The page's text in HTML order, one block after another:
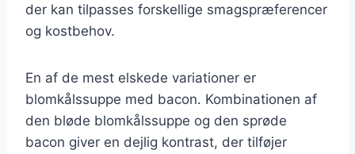
der kan tilpasses forskellige smagspræferencer
og kostbehov.
En af de mest elskede variationer er
blomkålssuppe med bacon. Kombinationen af
den bløde blomkålssuppe og den sprøde
bacon giver en dejlig kontrast, der tilføjer